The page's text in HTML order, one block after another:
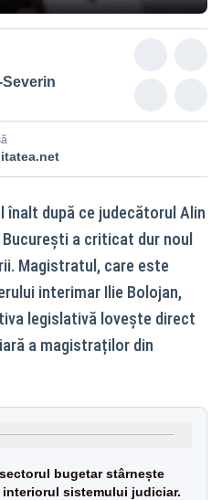
Severin
înalt după ce judecătorul Alin
București a criticat dur noul
Magistratul, care este
interimar Ilie Bolojan,
legislativă lovește direct
a magistraților din
bugetar stârnește
sistemului judiciar.